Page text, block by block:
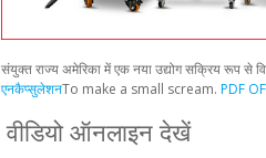
संयुक्त राज्य अमेरिका में एक नया उद्योग सक्रिय रूप से
एनकैप्सुलेशनTo make a small scream. PDF
वीडियो ऑनलाइन देखें